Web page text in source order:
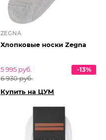
ZEGNA
Хлопковые носки Zegna
5 995 руб.
6 930 руб.
-13%
Купить на ЦУМ